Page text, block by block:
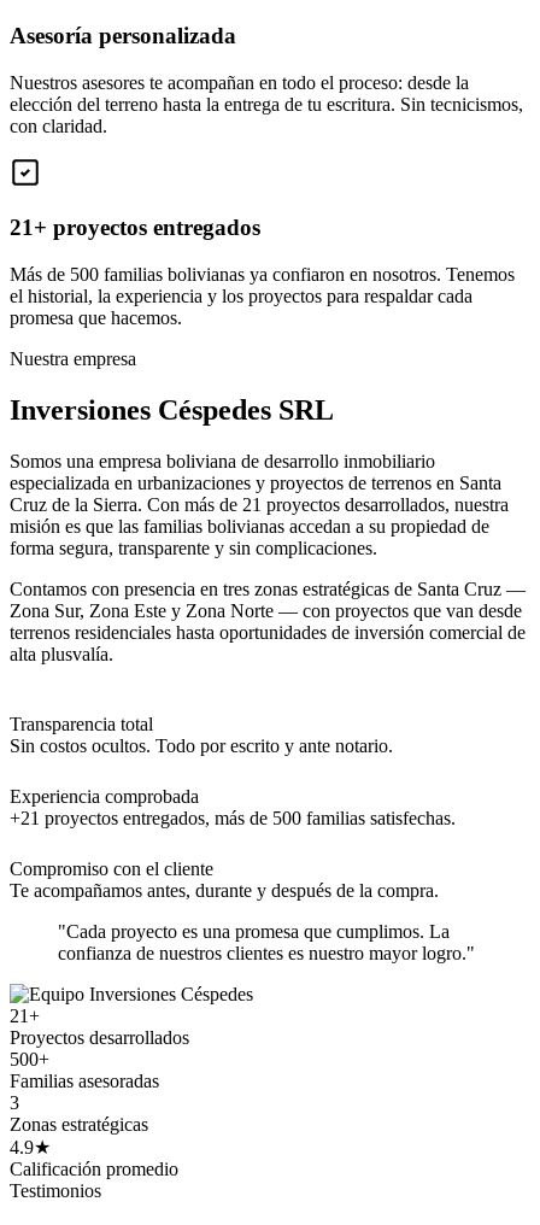
Asesoría personalizada
Nuestros asesores te acompañan en todo el proceso: desde la
elección del terreno hasta la entrega de tu escritura. Sin tecnicismos,
con claridad.
21+ proyectos entregados
Más de 500 familias bolivianas ya confiaron en nosotros. Tenemos
el historial, la experiencia y los proyectos para respaldar cada
promesa que hacemos.
Nuestra empresa
Inversiones Céspedes SRL
Somos una empresa boliviana de desarrollo inmobiliario
especializada en urbanizaciones y proyectos de terrenos en Santa
Cruz de la Sierra. Con más de 21 proyectos desarrollados, nuestra
misión es que las familias bolivianas accedan a su propiedad de
forma segura, transparente y sin complicaciones.
Contamos con presencia en tres zonas estratégicas de Santa Cruz —
Zona Sur, Zona Este y Zona Norte — con proyectos que van desde
terrenos residenciales hasta oportunidades de inversión comercial de
alta plusvalía.
Transparencia total
Sin costos ocultos. Todo por escrito y ante notario.
Experiencia comprobada
+21 proyectos entregados, más de 500 familias satisfechas.
Compromiso con el cliente
Te acompañamos antes, durante y después de la compra.
"Cada proyecto es una promesa que cumplimos. La
confianza de nuestros clientes es nuestro mayor logro."
21+
Proyectos desarrollados
500+
Familias asesoradas
3
Zonas estratégicas
4.9★
Calificación promedio
Testimonios